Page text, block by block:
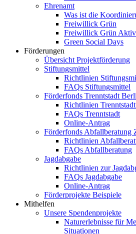
Ehrenamt
Was ist die
Freiwillick Grün
Freiwillick Grün
Green Social Days
Förderungen
Übersicht Projektförderung
Stiftungsmittel
Richtlinien
FAQs Stiftungsmittel
Förderfonds Trenntstadt
Richtlinien
FAQs Trenntstadt
Online-Antrag
Förderfonds Abfallberatung
Richtlinien
FAQs Abfallberatung
Jagdabgabe
Richtlinien zur
FAQs Jagdabgabe
Online-Antrag
Förderprojekte Beispiele
Mithelfen
Unsere Spendenprojekte
Naturerlebnisse für
Situationen